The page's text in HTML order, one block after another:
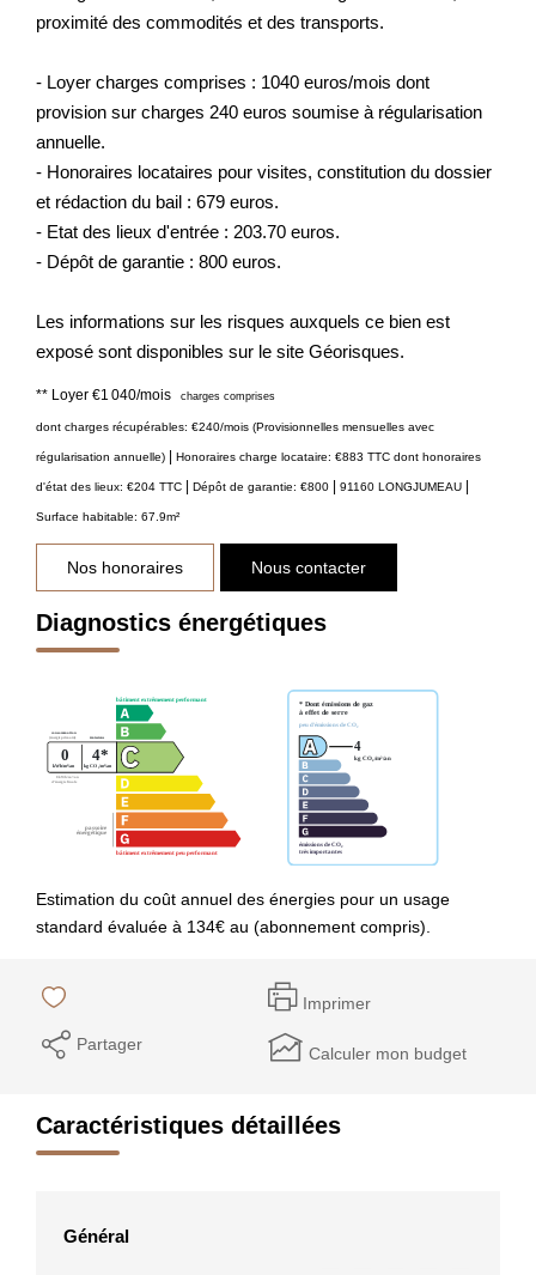
proximité des commodités et des transports.
- Loyer charges comprises : 1040 euros/mois dont
provision sur charges 240 euros soumise à régularisation
annuelle.
- Honoraires locataires pour visites, constitution du dossier
et rédaction du bail : 679 euros.
- Etat des lieux d'entrée : 203.70 euros.
- Dépôt de garantie : 800 euros.
Les informations sur les risques auxquels ce bien est
exposé sont disponibles sur le site Géorisques.
** Loyer €1 040/mois charges comprises
dont charges récupérables: €240/mois (Provisionnelles mensuelles avec
régularisation annuelle) | Honoraires charge locataire: €883 TTC dont honoraires
d'état des lieux: €204 TTC | Dépôt de garantie: €800 | 91160 LONGJUMEAU |
Surface habitable: 67.9m²
Nos honoraires Nous contacter
Diagnostics énergétiques
Estimation du coût annuel des énergies pour un usage
standard évaluée à 134€ au (abonnement compris).
Imprimer
Partager Calculer mon budget
Caractéristiques détaillées
Général